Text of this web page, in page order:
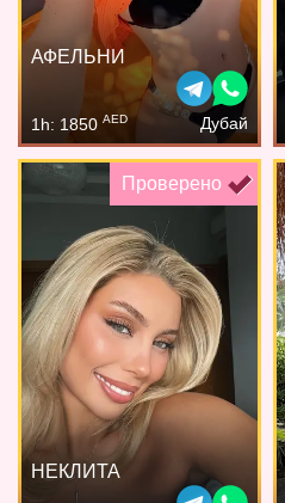
АФЕЛЬНИ
1h: 1850 AED Дубай
Проверено
НЕКЛИТА